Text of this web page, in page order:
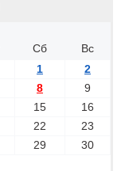
Сб
Вс
1
2
8
9
15
16
22
23
29
30